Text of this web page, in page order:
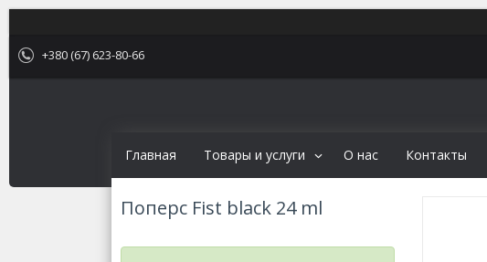
+380 (67) 623-80-66
Главная Товары и услуги О нас Контакты
Поперс Fist black 24 ml